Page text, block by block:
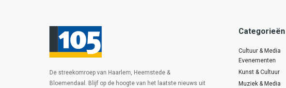
De streekomroep van Haarlem, Heemstede &
Bloemendaal. Blijf op de hoogte van het laatste nieuws uit
Categorieën
Cultuur & Media
Evenementen
Kunst & Cultuur
Muziek & Media